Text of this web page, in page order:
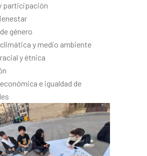
participación
género
y medio ambiente
y étnica
e igualdad de